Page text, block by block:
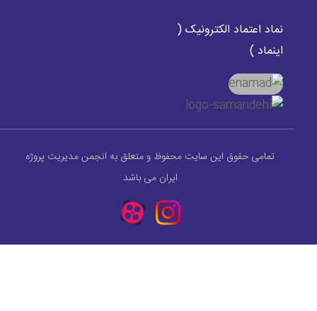
نماد اعتماد الکترونیک (
اینماد )
تمامی حقوق این سایت محفوظ و متعلق به انجمن مدیریت پروژه
ایران می باشد